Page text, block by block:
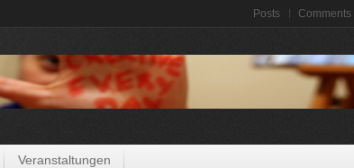
Comments
Posts
Veranstaltungen